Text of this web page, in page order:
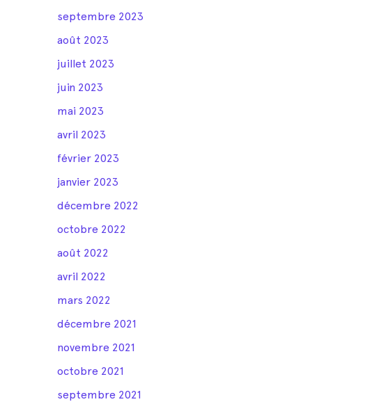
septembre 2023
août 2023
juillet 2023
juin 2023
mai 2023
avril 2023
février 2023
janvier 2023
décembre 2022
octobre 2022
août 2022
avril 2022
mars 2022
décembre 2021
novembre 2021
octobre 2021
septembre 2021